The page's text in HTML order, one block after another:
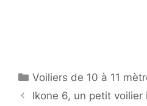
Catégories
Voiliers de 10 à 11
Ikone 6, un petit